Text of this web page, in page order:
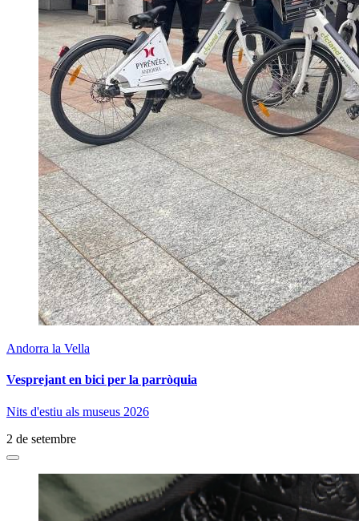
Andorra la Vella
Vesprejant en bici per la parròquia
Nits d'estiu als museus 2026
2 de setembre